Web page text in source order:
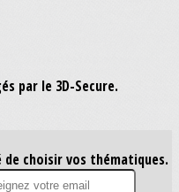
par le 3D-Secure.
choisir vos thématiques.